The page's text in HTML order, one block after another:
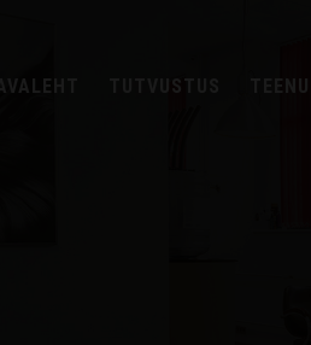
AVALEHT TUTVUSTUS